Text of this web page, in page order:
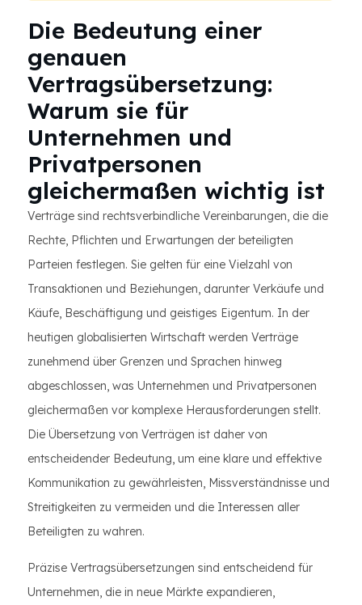
Die Bedeutung einer
genauen
Vertragsübersetzung:
Warum sie für
Unternehmen und
Privatpersonen
gleichermaßen wichtig ist
Verträge sind rechtsverbindliche Vereinbarungen, die die
Rechte, Pflichten und Erwartungen der beteiligten
Parteien festlegen. Sie gelten für eine Vielzahl von
Transaktionen und Beziehungen, darunter Verkäufe und
Käufe, Beschäftigung und geistiges Eigentum. In der
heutigen globalisierten Wirtschaft werden Verträge
zunehmend über Grenzen und Sprachen hinweg
abgeschlossen, was Unternehmen und Privatpersonen
gleichermaßen vor komplexe Herausforderungen stellt.
Die Übersetzung von Verträgen ist daher von
entscheidender Bedeutung, um eine klare und effektive
Kommunikation zu gewährleisten, Missverständnisse und
Streitigkeiten zu vermeiden und die Interessen aller
Beteiligten zu wahren.
Präzise Vertragsübersetzungen sind entscheidend für
Unternehmen, die in neue Märkte expandieren,